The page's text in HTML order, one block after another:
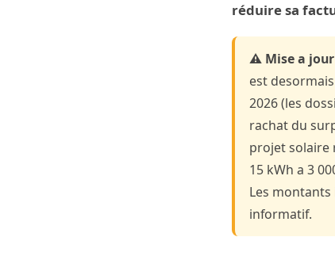
réduire sa
⚠️ Mise a
est desormais
2026 (les
rachat du
projet solaire
15 kWh a 3
Les
informatif.